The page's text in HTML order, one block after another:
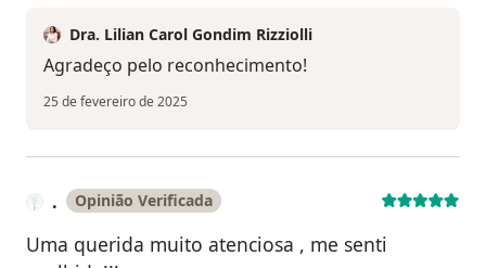
Dra. Lilian Carol Gondim Rizziolli
Agradeço pelo reconhecimento!
25 de fevereiro de 2025
. Opinião Verificada
Uma querida muito atenciosa , me senti